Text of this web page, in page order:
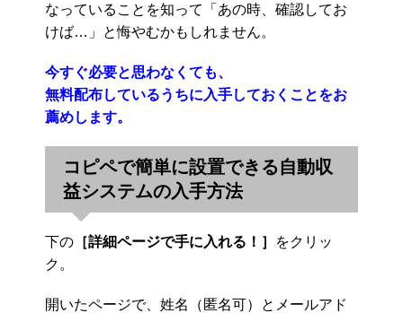
なっていることを知って「あの時、確認してお
けば…」と悔やむかもしれません。
今すぐ必要と思わなくても、
無料配布しているうちに入手しておくことをお
薦めします。
コピペで簡単に設置できる自動収
益システムの入手方法
下の ［詳細ページで手に入れる！］
をクリッ
ク。
開いたページで、姓名（匿名可）とメールアド